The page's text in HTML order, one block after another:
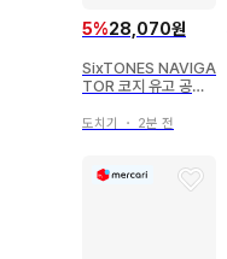
5%28,070원
SixTONES NAVIGA
TOR 코지 유고 공식
도치기 ・ 2분 전